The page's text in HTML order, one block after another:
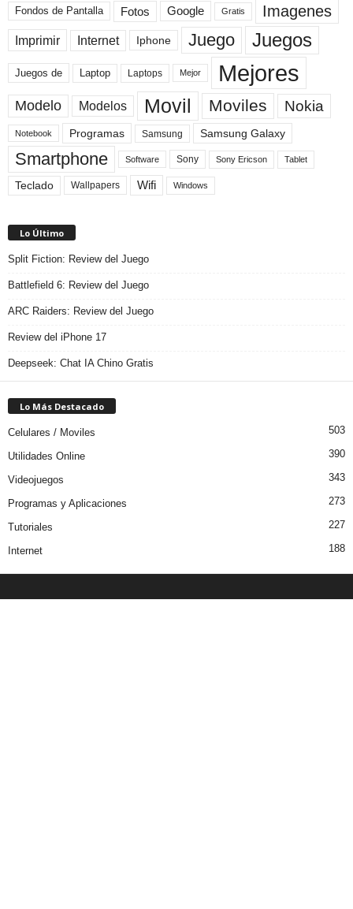
Fondos de Pantalla Fotos Google Gratis Imagenes
Imprimir Internet Iphone Juego Juegos
Juegos de Laptop Laptops Mejor Mejores
Modelo Modelos Movil Moviles Nokia
Notebook Programas Samsung Samsung Galaxy
Smartphone Software Sony Sony Ericson Tablet
Teclado Wallpapers Wifi Windows
Lo Último
Split Fiction: Review del Juego
Battlefield 6: Review del Juego
ARC Raiders: Review del Juego
Review del iPhone 17
Deepseek: Chat IA Chino Gratis
Lo Más Destacado
Celulares / Moviles 503
Utilidades Online 390
Videojuegos 343
Programas y Aplicaciones 273
Tutoriales 227
Internet 188